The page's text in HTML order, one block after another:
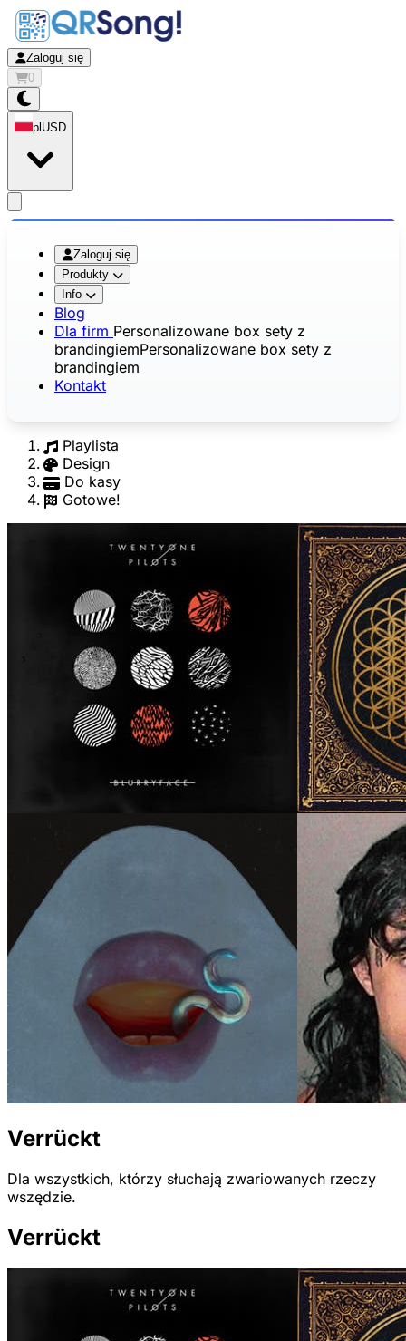
Zaloguj się
0
pl USD
Zaloguj się
Produkty
Info
Blog
Dla firm Personalizowane box sety z
brandingiemPersonalizowane box sety z
brandingiem
Kontakt
Playlista
Design
Do kasy
Gotowe!
Verrückt
Dla wszystkich, którzy słuchają zwariowanych rzeczy
wszędzie.
Verrückt